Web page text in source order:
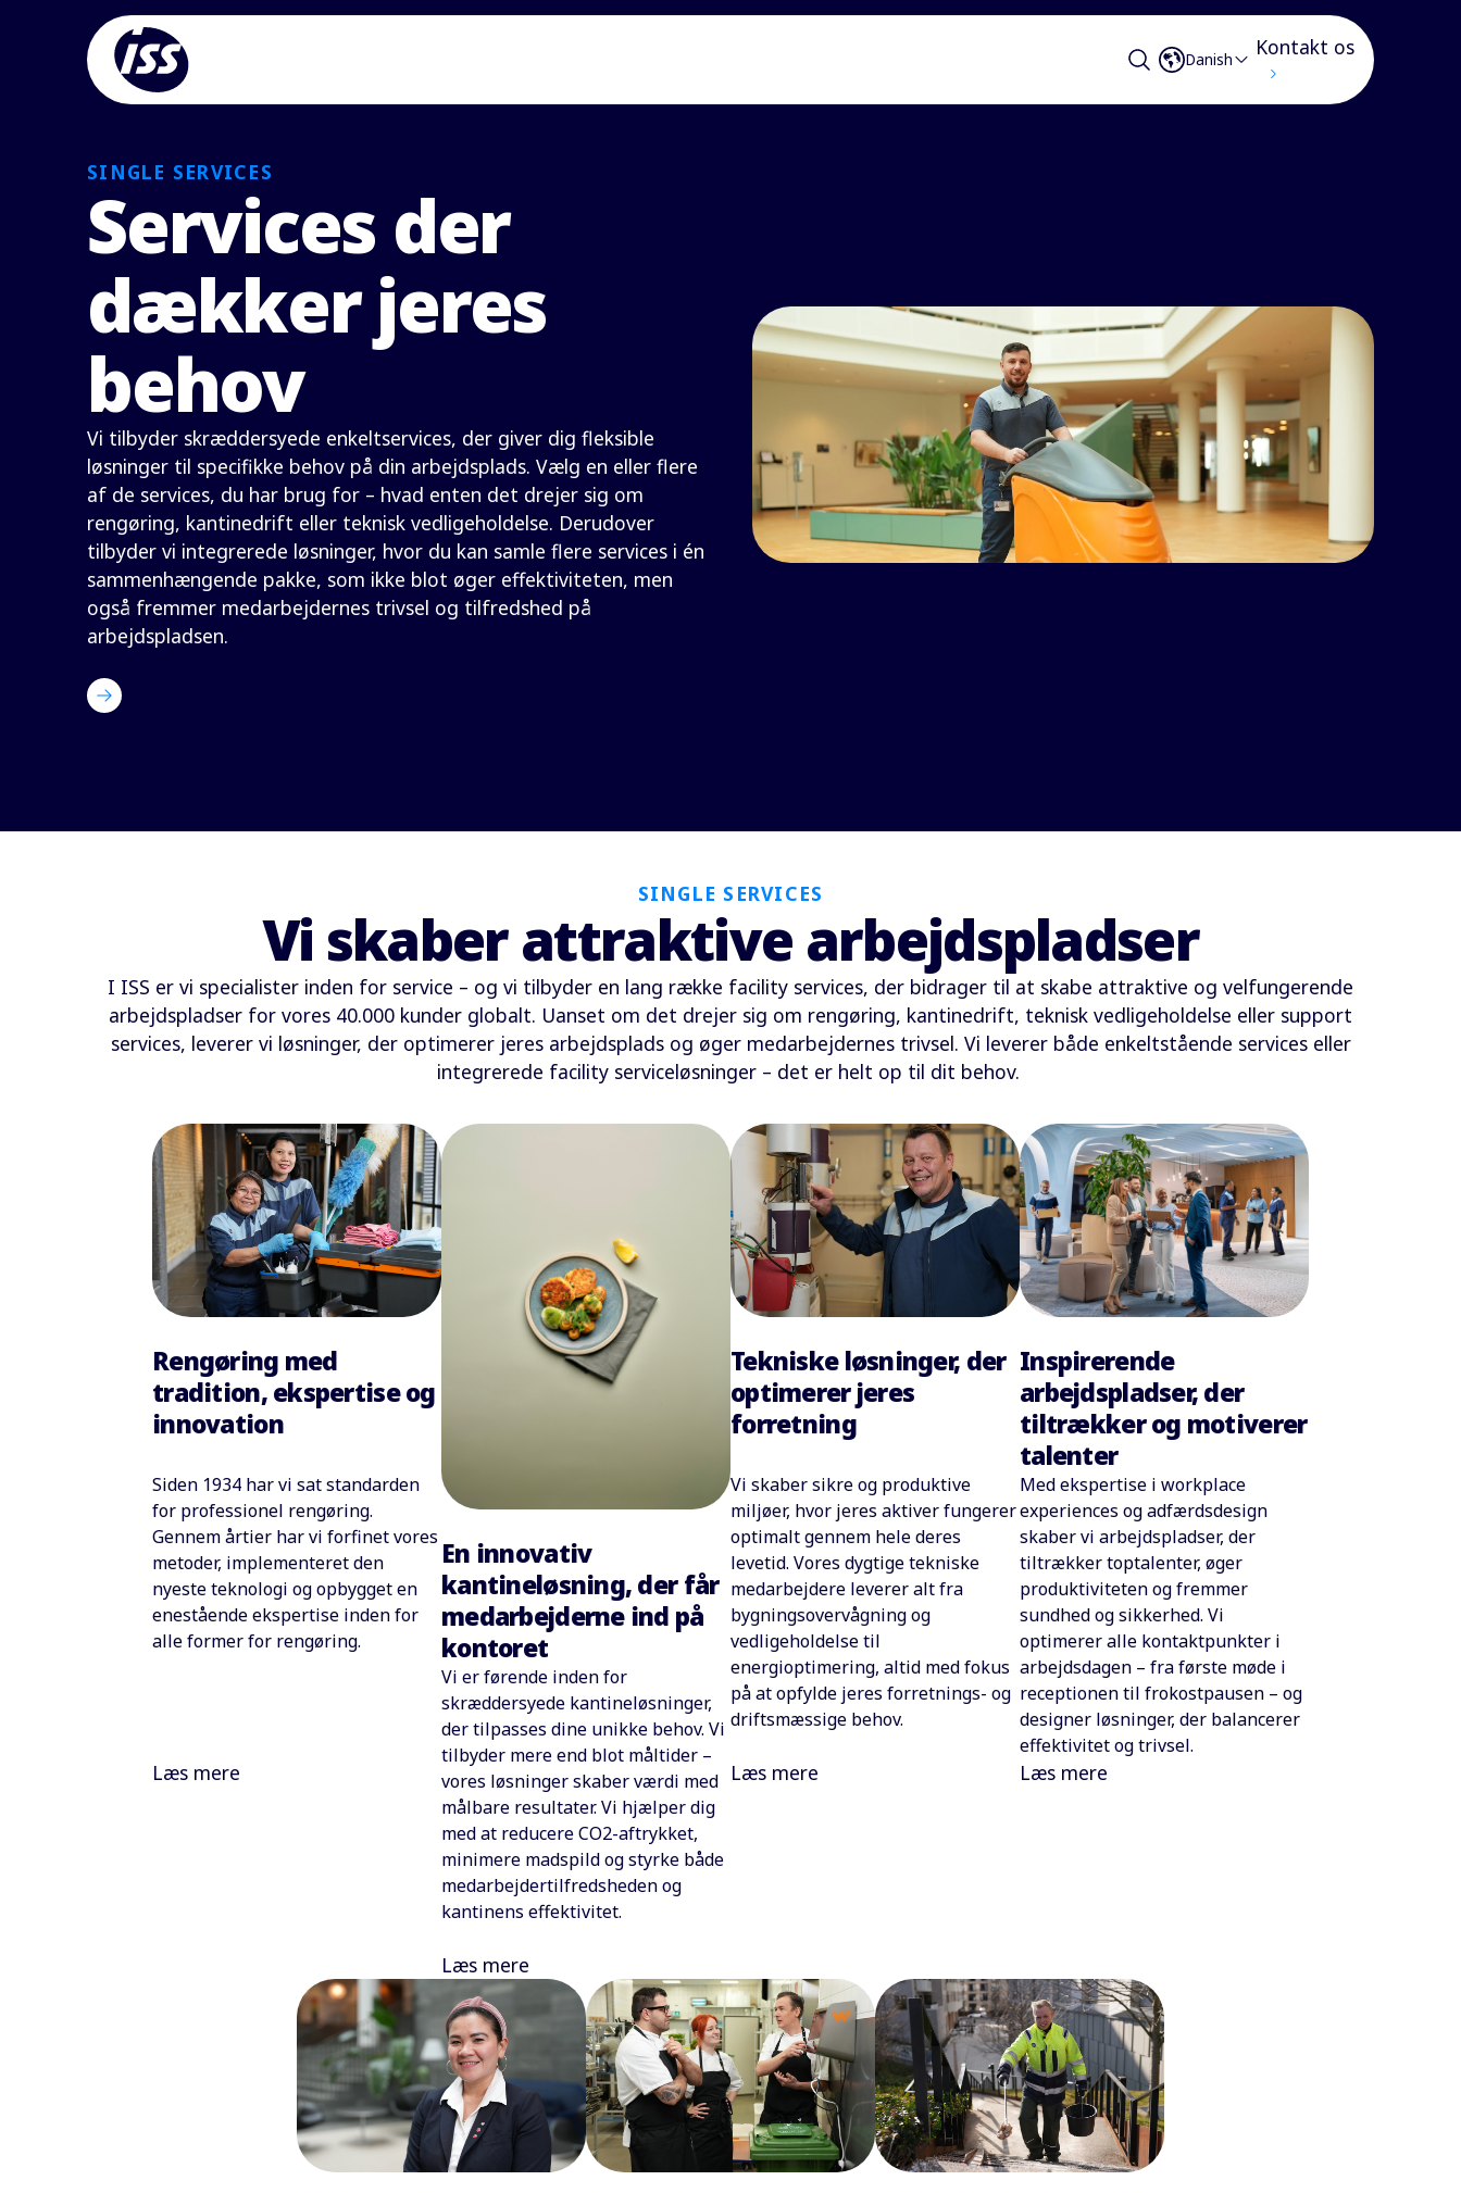
Danish Kontakt os
SINGLE SERVICES
Services der
dækker jeres
behov
Vi tilbyder skræddersyede enkeltservices, der giver dig fleksible
løsninger til specifikke behov på din arbejdsplads. Vælg en eller flere
af de services, du har brug for – hvad enten det drejer sig om
rengøring, kantinedrift eller teknisk vedligeholdelse. Derudover
tilbyder vi integrerede løsninger, hvor du kan samle flere services i én
sammenhængende pakke, som ikke blot øger effektiviteten, men
også fremmer medarbejdernes trivsel og tilfredshed på
arbejdspladsen.
SINGLE SERVICES
Vi skaber attraktive arbejdspladser
I ISS er vi specialister inden for service – og vi tilbyder en lang række facility services, der bidrager til at skabe attraktive og velfungerende
arbejdspladser for vores 40.000 kunder globalt. Uanset om det drejer sig om rengøring, kantinedrift, teknisk vedligeholdelse eller support
services, leverer vi løsninger, der optimerer jeres arbejdsplads og øger medarbejdernes trivsel. Vi leverer både enkeltstående services eller
integrerede facility serviceløsninger – det er helt op til dit behov.
Rengøring med
tradition, ekspertise og
innovation
Siden 1934 har vi sat standarden
for professionel rengøring.
Gennem årtier har vi forfinet vores
metoder, implementeret den
nyeste teknologi og opbygget en
enestående ekspertise inden for
alle former for rengøring.
Læs mere
En innovativ
kantineløsning, der får
medarbejderne ind på
kontoret
Vi er førende inden for
skræddersyede kantineløsninger,
der tilpasses dine unikke behov. Vi
tilbyder mere end blot måltider –
vores løsninger skaber værdi med
målbare resultater. Vi hjælper dig
med at reducere CO2-aftrykket,
minimere madspild og styrke både
medarbejdertilfredsheden og
kantinens effektivitet.
Læs mere
Tekniske løsninger, der
optimerer jeres
forretning
Vi skaber sikre og produktive
miljøer, hvor jeres aktiver fungerer
optimalt gennem hele deres
levetid. Vores dygtige tekniske
medarbejdere leverer alt fra
bygningsovervågning og
vedligeholdelse til
energioptimering, altid med fokus
på at opfylde jeres forretnings- og
driftsmæssige behov.
Læs mere
Inspirerende
arbejdspladser, der
tiltrækker og motiverer
talenter
Med ekspertise i workplace
experiences og adfærdsdesign
skaber vi arbejdspladser, der
tiltrækker toptalenter, øger
produktiviteten og fremmer
sundhed og sikkerhed. Vi
optimerer alle kontaktpunkter i
arbejdsdagen – fra første møde i
receptionen til frokostpausen – og
designer løsninger, der balancerer
effektivitet og trivsel.
Læs mere